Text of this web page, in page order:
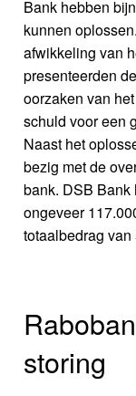
Bank hebben
kunnen
afwikkeling van
presenteerden
oorzaken van
schuld voor een
Naast het
bezig met de
bank. DSB Bank
ongeveer
totaalbedrag
storing